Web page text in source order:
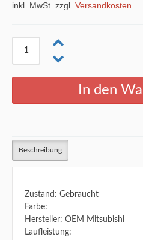
inkl. MwSt. zzgl. Versandkosten
Beschreibung
Zustand: Gebraucht
Farbe:
Hersteller: OEM Mitsubishi
Laufleistung: